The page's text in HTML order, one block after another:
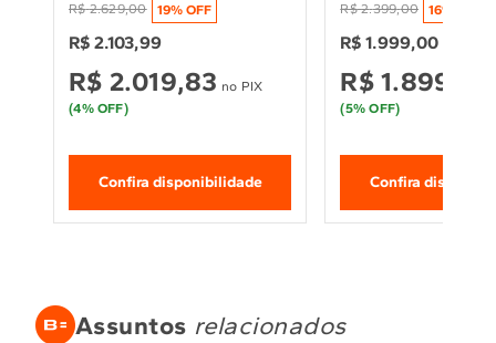
Antibolinha - BWM13AB
R$ 2.629,00 19% OFF
R$ 2.103,99
R$ 2.019,83 no PIX
(4% OFF)
Confira disponibilidade
BWJ14A9
R$ 2.399,00 16% OFF
R$ 1.999,00
R$ 1.899
(5% OFF)
Confira
Assuntos relacionados